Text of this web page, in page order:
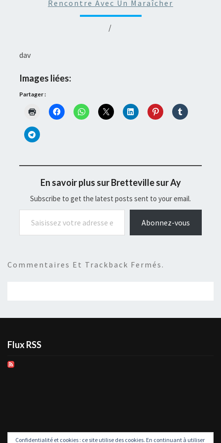
Rencontre Avec Un Maraîcher
/
dav
Images liées:
Partager :
En savoir plus sur Bretteville sur Ay
Subscribe to get the latest posts sent to your email.
Saisissez votre adresse e-mail…
Abonnez-vous
Commentaires Et Trackback Fermés.
Flux RSS
Confidentialité et cookies : ce site utilise des cookies. En continuant à utiliser